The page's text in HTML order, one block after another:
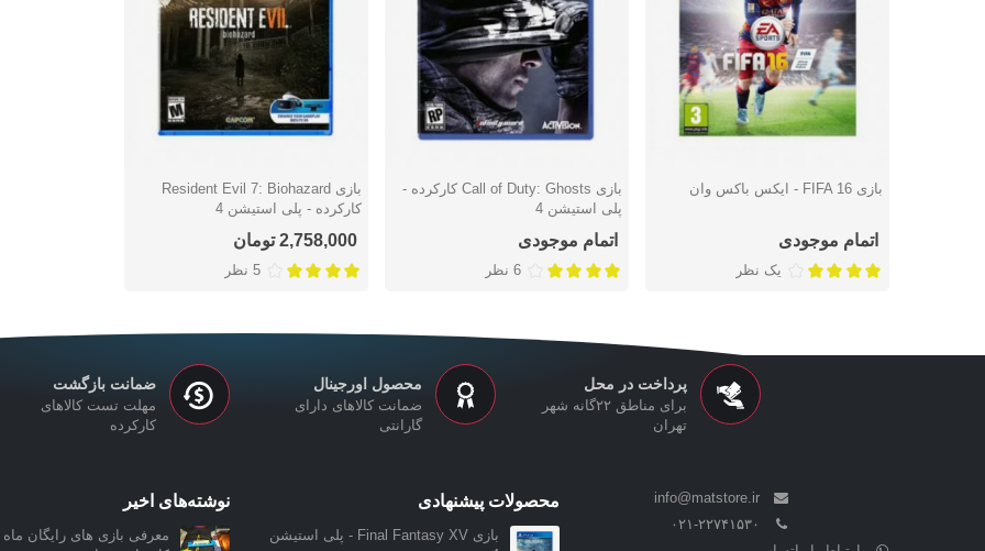
دوست داشتن بازی FIFA 16 - ایکس باکس وان
اتمام موجودی
یک نظر
دوست داشتن
بازی Call of Duty: Ghosts کارکرده -
پلی استیشن 4
اتمام موجودی
6 نظر
دوست داشتن
بازی Resident Evil 7: Biohazard
کارکرده - پلی استیشن 4
2,758,000 تومان
5 نظر
پرداخت در محل
برای مناطق ۲۲گانه شهر
تهران
محصول اورجینال
ضمانت کالاهای دارای
گارانتی
ضمانت بازگشت
مهلت تست کالاهای
کارکرده
info@matstore.ir
۰۲۱-۲۲۷۴۱۵۳۰
محصولات پیشنهادی
بازی Final Fantasy XV - پلی استیشن
نوشته‌های اخیر
معرفی بازی‌ های رایگان ماه